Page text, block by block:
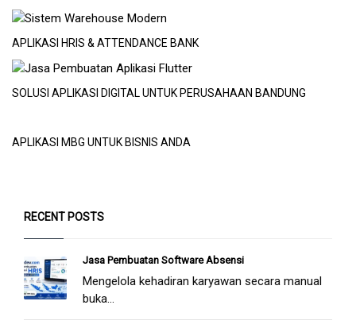
APLIKASI HRIS & ATTENDANCE BANK
SOLUSI APLIKASI DIGITAL UNTUK PERUSAHAAN BANDUNG
APLIKASI MBG UNTUK BISNIS ANDA
RECENT POSTS
Jasa Pembuatan Software Absensi
Mengelola kehadiran karyawan secara manual
buka...